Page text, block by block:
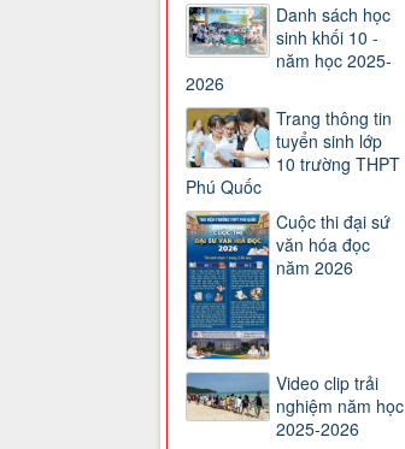
Danh sách học
sinh khối 10 -
năm học 2025-
2026
Trang thông tin
tuyển sinh lớp
10 trường THPT
Phú Quốc
Cuộc thi đại sứ
văn hóa đọc
năm 2026
Video clip trải
nghiệm năm học
2025-2026